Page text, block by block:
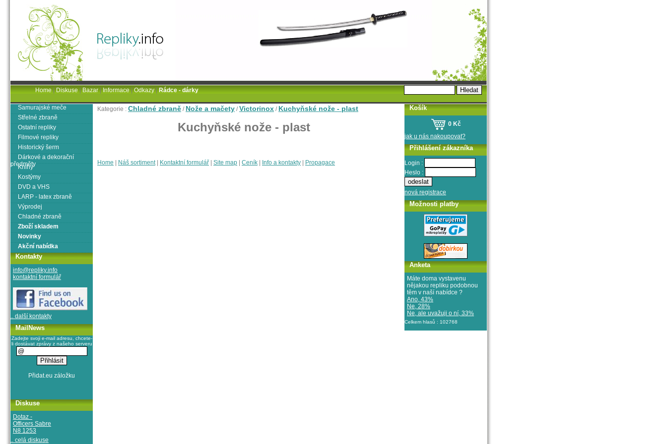
Kategorie : Chladné zbraně / Nože a mačety /Victorinox / Kuchyňské nože - plast
Kuchyňské nože - plast
Home Náš sortiment| Kontaktní formulář Site map Ceník Info a kontakty Propagace
Samurajské meče
Střelné zbraně
Ostatní repliky
Filmové repliky
Historický šerm
Dárkové a dekorační
předměty
Knihy
Kostýmy
DVD a VHS
LARP - latex zbraně
Výprodej
Chladné zbraně
Zboží skladem
Novinky
Akční nabídka
Kontakty
info@repliky.info
kontaktní formulář
.. další kontakty
MailNews
Zadejte svoji e-mail adresu, chcete-
li dostávat zprávy z našeho serveru
Diskuse
Dotaz -
Officers Sabre
N8 1253
.. celá diskuse
Košík
0 Kč
jak u nás nakoupovat?
Přihlášení zákazníka
Login :
Heslo :
nová registrace
Možnosti platby
Anketa
Máte doma vystavenu
nějakou repliku podobnou
těm v naší nabídce ?
Ano, 43%
Ne, 28%
Ne, ale uvažuji o ní, 33%
Celkem hlasů : 102768
Home|Diskuse|Bazar|Informace|Odkazy|Rádce - dárky